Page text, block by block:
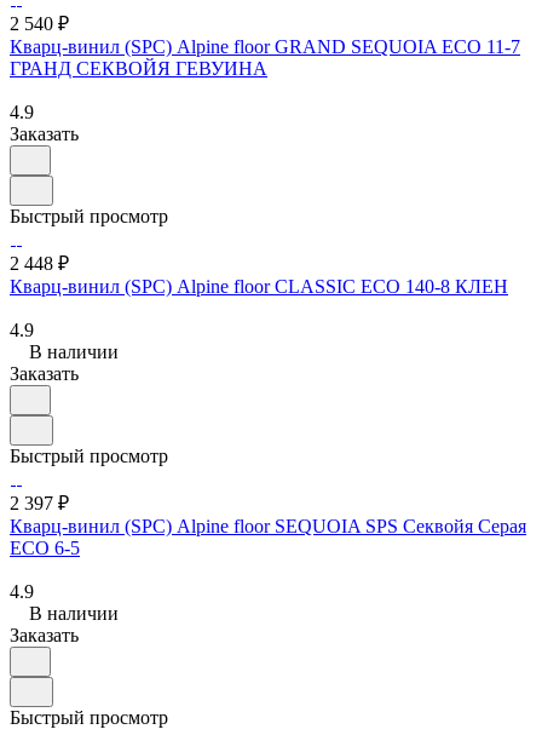
2 540 ₽
Кварц-винил (SPC) Alpine floor GRAND SEQUOIA ECO 11-7
ГРАНД СЕКВОЙЯ ГЕВУИНА
4.9
Заказать
Быстрый просмотр
2 448 ₽
Кварц-винил (SPC) Alpine floor CLASSIC ЕСО 140-8 КЛЕН
4.9
В наличии
Заказать
Быстрый просмотр
2 397 ₽
Кварц-винил (SPC) Alpine floor SEQUOIA SPS Секвойя Серая
ЕСО 6-5
4.9
В наличии
Заказать
Быстрый просмотр